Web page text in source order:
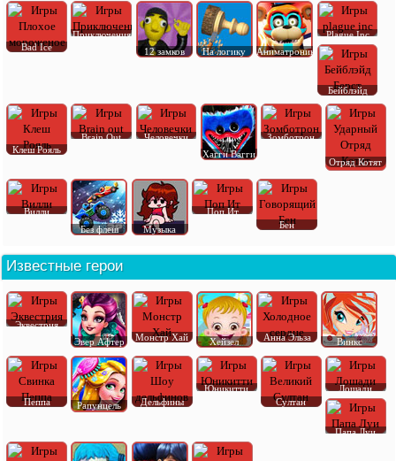
Bad Ice
Приключения
12 замков
На логику Аниматроник
Plague Inc
Бейблэйд
Клеш Рояль
Brain Out
Человечки
Хагги Вагги
Зомботрон
Отряд Котят
Вилли
Без флеш
Музыка
Поп Ит
Бен
Известные герои
Эквестрия
Эвер Афтер
Монстр Хай Хейзел Анна Эльза Винкс
Пеппа Рапунцель Дельфины
Юникитти
Султан
Лошади
Папа Луи